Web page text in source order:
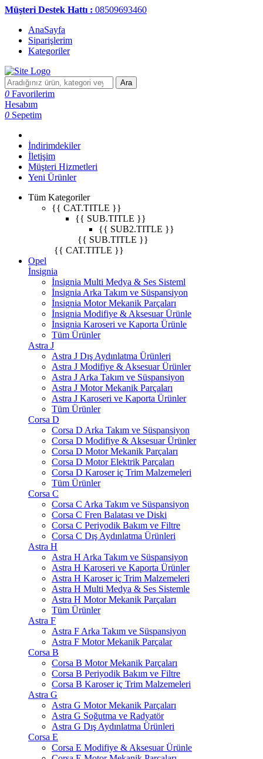
Müşteri Destek Hattı : 08509693460
AnaSayfa
Siparişlerim
Kategoriler
Ara
0 Favorilerim
Hesabım
0 Sepetim
İndirimdekiler
İletişim
Müşteri Hizmetleri
Yeni Ürünler
Tüm Kategoriler
{{ CAT.TITLE }}
{{ SUB.TITLE }}
{{ SUB2.TITLE }}
{{ SUB.TITLE }}
{{ CAT.TITLE }}
Opel
İnsignia
İnsignia Multi Medya & Ses Sisteml
İnsignia Arka Takım ve Süspansiyon
İnsignia Motor Mekanik Parçaları
İnsignia Modifiye & Aksesuar Ürünle
İnsignia Karoseri ve Kaporta Ürünle
Tüm Ürünler
Astra J
Astra J Dış Aydınlatma Ürünleri
Astra J Modifiye & Aksesuar Ürünler
Astra J Arka Takım ve Süspansiyon
Astra J Motor Mekanik Parçaları
Astra J Karoseri ve Kaporta Ürünler
Tüm Ürünler
Corsa D
Corsa D Arka Takım ve Süspansiyon
Corsa D Modifiye & Aksesuar Ürünler
Corsa D Motor Mekanik Parçaları
Corsa D Motor Elektrik Parçaları
Corsa D Karoser iç Trim Malzemeleri
Tüm Ürünler
Corsa C
Corsa C Arka Takım ve Süspansiyon
Corsa C Fren Balatası ve Diski
Corsa C Periyodik Bakım ve Filtre
Corsa C Dış Aydınlatma Ürünleri
Astra H
Astra H Arka Takım ve Süspansiyon
Astra H Karoseri ve Kaporta Ürünler
Astra H Karoser iç Trim Malzemeleri
Astra H Multi Medya & Ses Sistemle
Astra H Motor Mekanik Parçaları
Tüm Ürünler
Astra F
Astra F Arka Takım ve Süspansiyon
Astra F Motor Mekanik Parçalar
Corsa B
Corsa B Motor Mekanik Parçaları
Corsa B Periyodik Bakım ve Filtre
Corsa B Karoser iç Trim Malzemeleri
Astra G
Astra G Motor Mekanik Parçaları
Astra G Soğutma ve Radyatör
Astra G Dış Aydınlatma Ürünleri
Corsa E
Corsa E Modifiye & Aksesuar Ürünle